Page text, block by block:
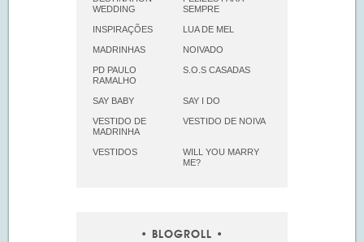
WEDDING
SEMPRE
INSPIRAÇÕES LUA DE MEL
MADRINHAS NOIVADO
PD PAULO
RAMALHO
S.O.S CASADAS
SAY BABY SAY I DO
VESTIDO DE
MADRINHA
VESTIDO DE NOIVA
VESTIDOS
WILL YOU MARRY
ME?
BLOGROLL